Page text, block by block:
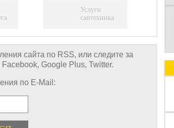
Услуги
сантехника
сайта по RSS, или следите за
Google Plus, Twitter.
по E-Mail: